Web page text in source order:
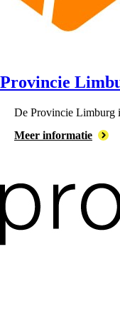
Provincie
De ⁠Provincie Limburg
Meer informatie